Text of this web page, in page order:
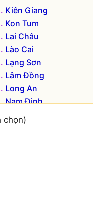
Kiên Giang
Kon Tum
Lai Châu
Lào Cai
Lạng Sơn
Lâm Đồng
Long An
Nam Định
Nghệ An
Ninh Bình
chọn)